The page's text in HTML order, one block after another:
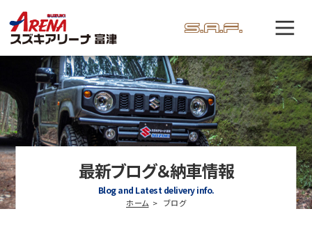
最新ブログ＆納車情報
Blog and Latest delivery info.
ホーム ブログ